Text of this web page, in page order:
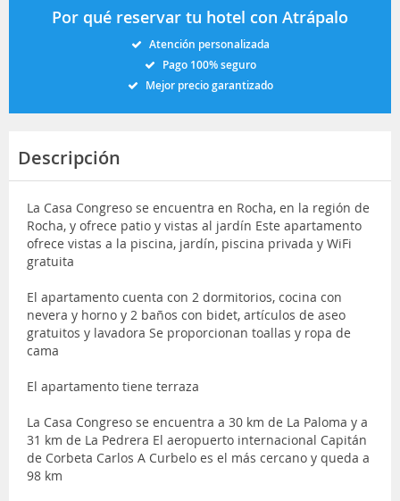
Por qué reservar tu hotel con Atrápalo
Atención personalizada
Pago 100% seguro
Mejor precio garantizado
Descripción
La Casa Congreso se encuentra en Rocha, en la región de
Rocha, y ofrece patio y vistas al jardín Este apartamento
ofrece vistas a la piscina, jardín, piscina privada y WiFi
gratuita
El apartamento cuenta con 2 dormitorios, cocina con
nevera y horno y 2 baños con bidet, artículos de aseo
gratuitos y lavadora Se proporcionan toallas y ropa de
cama
El apartamento tiene terraza
La Casa Congreso se encuentra a 30 km de La Paloma y a
31 km de La Pedrera El aeropuerto internacional Capitán
de Corbeta Carlos A Curbelo es el más cercano y queda a
98 km